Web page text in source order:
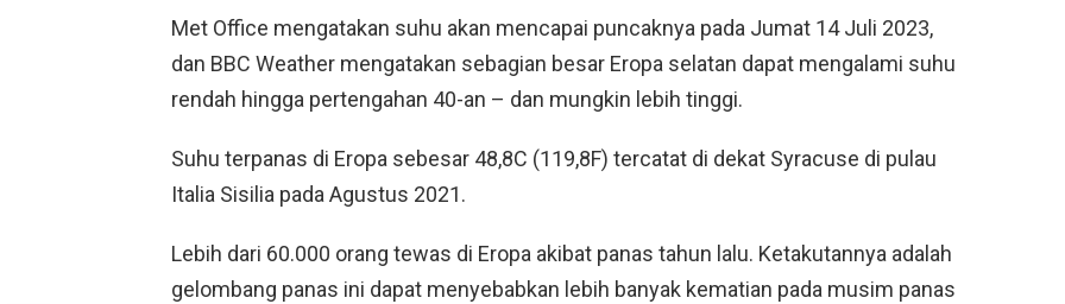
Met Office mengatakan suhu akan mencapai puncaknya pada Jumat 14 Juli 2023,
dan BBC Weather mengatakan sebagian besar Eropa selatan dapat mengalami suhu
rendah hingga pertengahan 40-an – dan mungkin lebih tinggi.
Suhu terpanas di Eropa sebesar 48,8C (119,8F) tercatat di dekat Syracuse di pulau
Italia Sisilia pada Agustus 2021.
Lebih dari 60.000 orang tewas di Eropa akibat panas tahun lalu. Ketakutannya adalah
gelombang panas ini dapat menyebabkan lebih banyak kematian pada musim panas